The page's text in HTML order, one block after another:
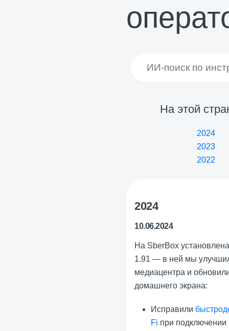
На этой
2024
2023
2022
2024
10.06.2024
На SberBox
1.91 — в ней мы
медиацентра и
домашнего экрана:
Исправили
Fi при подключении